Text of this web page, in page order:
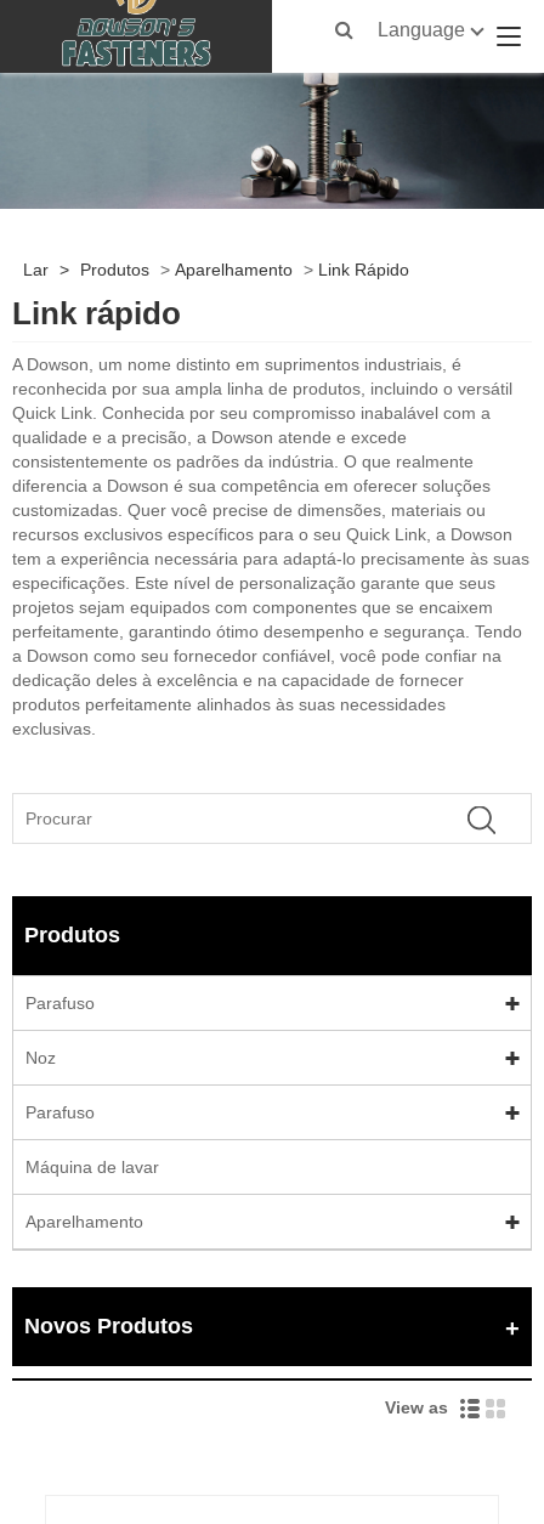
Language
Lar > Produtos > Aparelhamento > Link Rápido
Link rápido
A Dowson, um nome distinto em suprimentos industriais, é
reconhecida por sua ampla linha de produtos, incluindo o versátil
Quick Link. Conhecida por seu compromisso inabalável com a
qualidade e a precisão, a Dowson atende e excede
consistentemente os padrões da indústria. O que realmente
diferencia a Dowson é sua competência em oferecer soluções
customizadas. Quer você precise de dimensões, materiais ou
recursos exclusivos específicos para o seu Quick Link, a Dowson
tem a experiência necessária para adaptá-lo precisamente às suas
especificações. Este nível de personalização garante que seus
projetos sejam equipados com componentes que se encaixem
perfeitamente, garantindo ótimo desempenho e segurança. Tendo
a Dowson como seu fornecedor confiável, você pode confiar na
dedicação deles à excelência e na capacidade de fornecer
produtos perfeitamente alinhados às suas necessidades
exclusivas.
Produtos
Parafuso
Noz
Parafuso
Máquina de lavar
Aparelhamento
Novos Produtos
View as